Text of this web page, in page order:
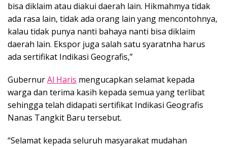
bisa diklaim atau diakui daerah lain. Hikmahmya tidak
ada rasa lain, tidak ada orang lain yang mencontohnya,
kalau tidak punya nanti bahaya nanti bisa diklaim
daerah lain. Ekspor juga salah satu syaratnha harus
ada sertifikat Indikasi Geografis,”
GubernurAl Haris mengucapkan selamat kepada
warga dan terima kasih kepada semua yang terlibat
sehingga telah didapati sertifikat Indikasi Geografis
Nanas Tangkit Baru tersebut.
“Selamat kepada seluruh masyarakat mudahan